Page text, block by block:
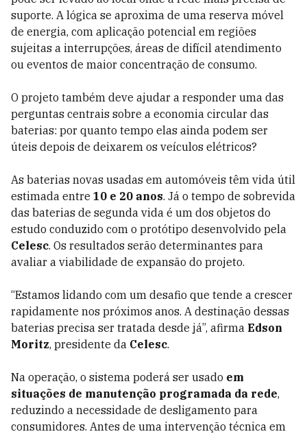
suporte. A lógica se aproxima de uma reserva móvel
de energia, com aplicação potencial em regiões
sujeitas a interrupções, áreas de difícil atendimento
ou eventos de maior concentração de consumo.
O projeto também deve ajudar a responder uma das
perguntas centrais sobre a economia circular das
baterias: por quanto tempo elas ainda podem ser
úteis depois de deixarem os veículos elétricos?
As baterias novas usadas em automóveis têm vida útil
estimada entre 10 e 20 anos. Já o tempo de sobrevida
das baterias de segunda vida é um dos objetos do
estudo conduzido com o protótipo desenvolvido pela
Celesc. Os resultados serão determinantes para
avaliar a viabilidade de expansão do projeto.
“Estamos lidando com um desafio que tende a crescer
rapidamente nos próximos anos. A destinação dessas
baterias precisa ser tratada desde já”, afirma Edson
Moritz, presidente da Celesc.
Na operação, o sistema poderá ser usado em
situações de manutenção programada da rede,
reduzindo a necessidade de desligamento para
consumidores. Antes de uma intervenção técnica em